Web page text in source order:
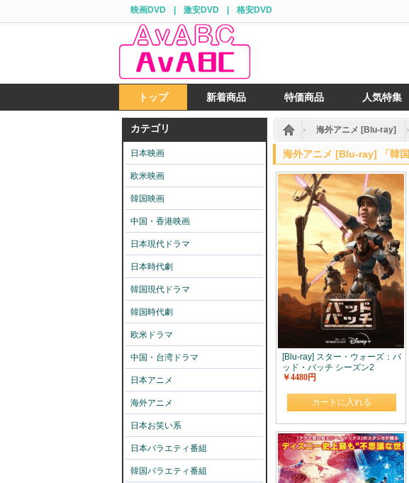
映画DVD 激安DVD 格安DVD
トップ 新着商品 特価商品 人気特集
カテゴリ
日本映画
欧米映画
韓国映画
中国・香港映画
日本現代ドラマ
日本時代劇
韓国現代ドラマ
韓国時代劇
欧米ドラマ
中国・台湾ドラマ
日本アニメ
海外アニメ
日本お笑い系
日本バラエティ番組
韓国バラエティ番組
海外アニメ [Blu-ray]
海外アニメ [Blu-ray] 「韓
[Blu-ray] スター・ウォーズ：バ
ッド・バッチ シーズン2
￥4480円
カートに入れる